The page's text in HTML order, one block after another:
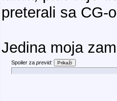
preterali sa CG-
Jedina moja
Spoiler za previd: